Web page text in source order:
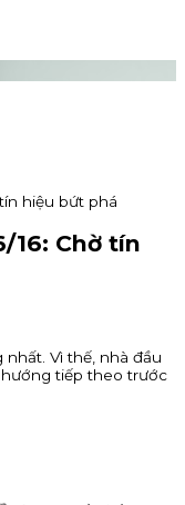
hiệu bứt phá
16: Chờ tín
Vì thế, nhà đầu
tiếp theo trước